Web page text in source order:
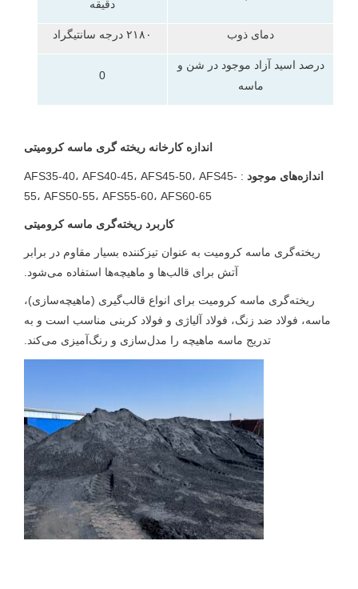
دقیقه
دمای ذوب ۲۱۸۰ درجه سانتیگراد
درصد اسید آزاد موجود در شن و
ماسه
0
اندازه کارخانه ریخته گری ماسه کرومیتی
اندازه‌های موجود
: AFS35-40، AFS40-45، AFS45-50، AFS45-
55، AFS50-55، AFS55-60، AFS60-65
کاربرد ریخته‌گری ماسه کرومیتی
ریخته‌گری ماسه کرومیت به عنوان تیزکننده بسیار مقاوم در برابر
آتش برای قالب‌ها و ماهیچه‌ها استفاده می‌شود.
ریخته‌گری ماسه کرومیت برای انواع قالب‌گیری (ماهیچه‌سازی)،
ماسه، فولاد ضد زنگ، فولاد آلیاژی و فولاد کربنی مناسب است و به
تدریج ماسه ماهیچه را مدل‌سازی و رنگ‌آمیزی می‌کند.